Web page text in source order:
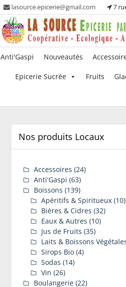
lasource.epicerie@gmail.com 7
La Source –
Participative
Ou tous les adhérents sont
participent à la maintenance de leur
Anti'Gaspi Nouveautés
Epicerie Sucrée Fruits
Nos produits Locaux
Accessoires (24)
Anti'Gaspi (63)
Boissons (139)
Apéritifs & Spiritueux (10)
Bières & Cidres (32)
Eaux & Autres (10)
Jus de Fruits (35)
Laits & Boissons
Sirops Bio (4)
Sodas (14)
Vin (26)
Boulangerie (22)